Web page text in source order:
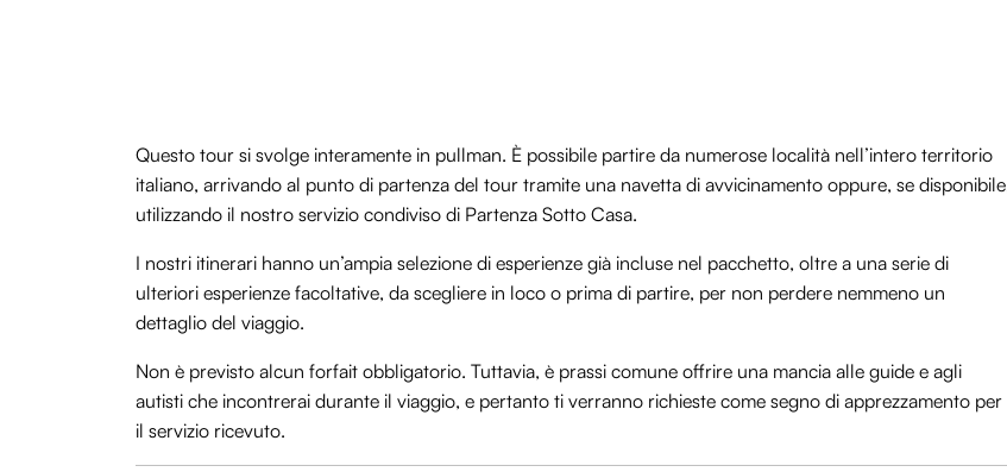
Questo tour si svolge interamente in pullman. È possibile partire da numerose località nell’intero territorio
italiano, arrivando al punto di partenza del tour tramite una navetta di avvicinamento oppure, se
utilizzando il nostro servizio condiviso di Partenza Sotto Casa.
I nostri itinerari hanno un’ampia selezione di esperienze già incluse nel pacchetto, oltre a una serie di
ulteriori esperienze facoltative, da scegliere in loco o prima di partire, per non perdere nemmeno un
dettaglio del viaggio.
Non è previsto alcun forfait obbligatorio. Tuttavia, è prassi comune offrire una mancia alle guide e agli
autisti che incontrerai durante il viaggio, e pertanto ti verranno richieste come segno di apprezzamento per
il servizio ricevuto.